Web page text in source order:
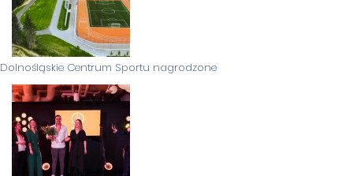
Dolnośląskie Centrum Sportu nagrodzone